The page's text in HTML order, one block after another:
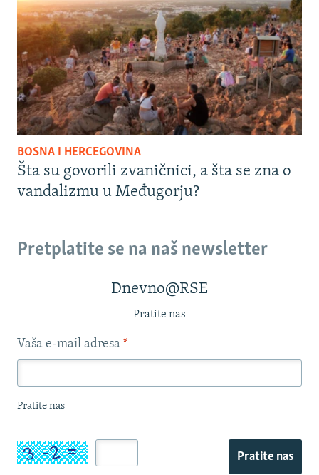
BOSNA I HERCEGOVINA
Šta su govorili zvaničnici, a šta se zna o
vandalizmu u Međugorju?
Pretplatite se na naš newsletter
Dnevno@RSE
Pratite nas
Vaša e-mail adresa *
Pratite nas
Pratite nas